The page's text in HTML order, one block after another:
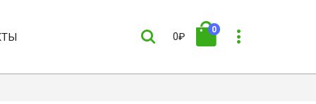
0₽
0